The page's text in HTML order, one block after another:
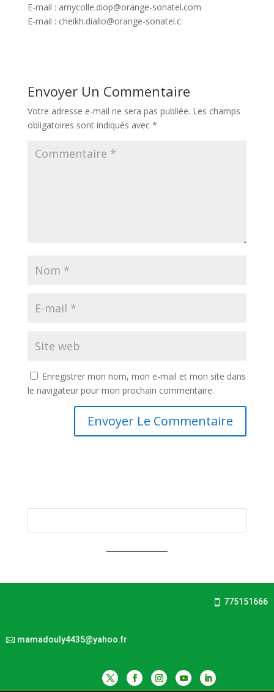
E-mail : amycolle.diop@orange-sonatel.com
E-mail : cheikh.diallo@orange-sonatel.c
Envoyer Un Commentaire
Votre adresse e-mail ne sera pas publiée. Les champs
obligatoires sont indiqués avec *
Enregistrer mon nom, mon e-mail et mon site dans
le navigateur pour mon prochain commentaire.
775151666
mamadouly4435@yahoo.fr